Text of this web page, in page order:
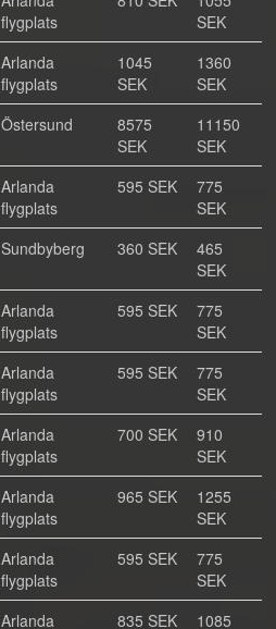
flygplats
SEK
Arlanda
flygplats
1045
SEK
1360
SEK
Östersund
8575
SEK
11150
SEK
Arlanda
flygplats
595 SEK
775
SEK
Sundbyberg 360 SEK
465
SEK
Arlanda
flygplats
595 SEK
775
SEK
Arlanda
flygplats
595 SEK
775
SEK
Arlanda
flygplats
700 SEK
910
SEK
Arlanda
flygplats
965 SEK
1255
SEK
Arlanda
flygplats
595 SEK
775
SEK
Arlanda 835 SEK 1085